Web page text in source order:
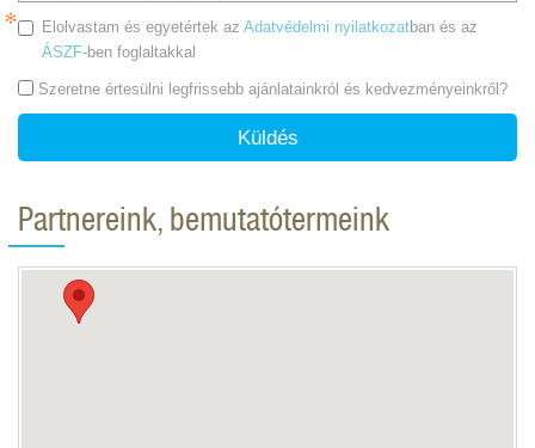
Elolvastam és egyetértek az Adatvédelmi nyilatkozatban és az
ÁSZF-ben foglaltakkal
Szeretne értesülni legfrissebb ajánlatainkról és kedvezményeinkről?
Küldés
Partnereink, bemutatótermeink